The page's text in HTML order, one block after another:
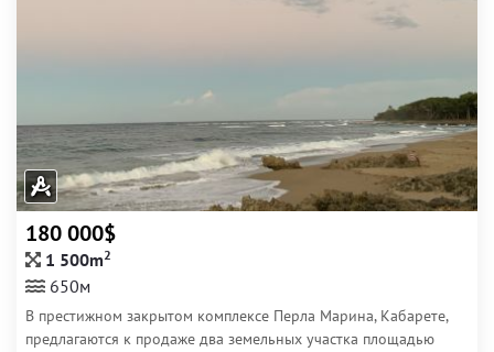
180 000$
1 500m2
650м
В престижном закрытом комплексе Перла Марина, Кабарете,
предлагаются к продаже два земельных участка площадью